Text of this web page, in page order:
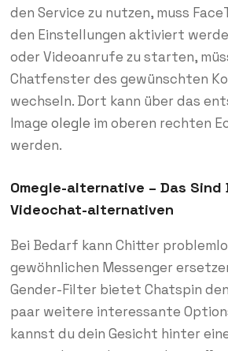
den Service zu nutzen, muss
den Einstellungen aktiviert
oder Videoanrufe zu starten,
Chatfenster des gewünschten
wechseln. Dort kann über das
Image olegle im oberen rechten
werden.
Omegle-alternative – Das Sind
Videochat-alternativen
Bei Bedarf kann Chitter
gewöhnlichen Messenger
Gender-Filter bietet Chatspin
paar weitere interessante
kannst du dein Gesicht hinter